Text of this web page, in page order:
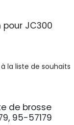
JC300
la liste de souhaits
de brosse
95-57179